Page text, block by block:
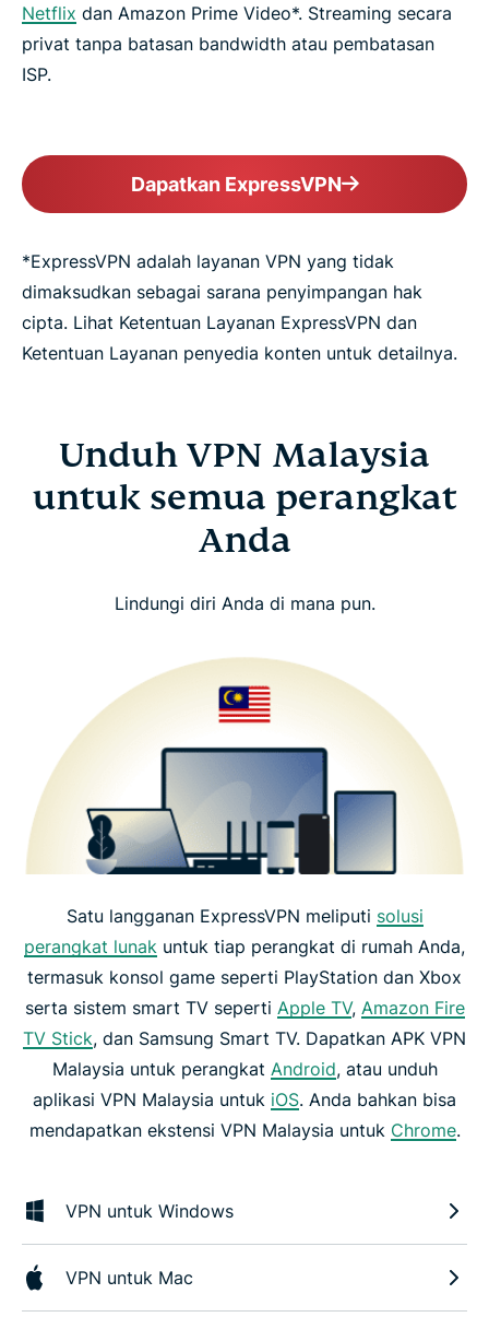
Netflix dan Amazon Prime Video*. Streaming secara
privat tanpa batasan bandwidth atau pembatasan
ISP.
Dapatkan ExpressVPN
*ExpressVPN adalah layanan VPN yang tidak
dimaksudkan sebagai sarana penyimpangan hak
cipta. Lihat Ketentuan Layanan ExpressVPN dan
Ketentuan Layanan penyedia konten untuk detailnya.
Unduh VPN Malaysia
untuk semua perangkat
Anda
Lindungi diri Anda di mana pun.
Satu langganan ExpressVPN meliputi solusi
perangkat lunak untuk tiap perangkat di rumah Anda,
termasuk konsol game seperti PlayStation dan Xbox
serta sistem smart TV seperti Apple TV, Amazon Fire
TV Stick, dan Samsung Smart TV. Dapatkan APK VPN
Malaysia untuk perangkat Android, atau unduh
aplikasi VPN Malaysia untuk iOS. Anda bahkan bisa
mendapatkan ekstensi VPN Malaysia untuk Chrome.
VPN untuk Windows
VPN untuk Mac